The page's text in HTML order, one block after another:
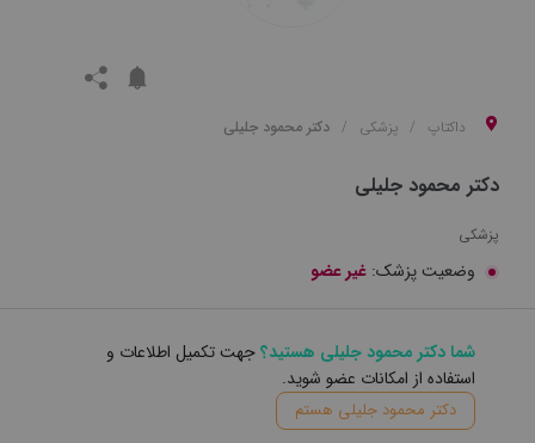
داکتاپ پزشکی دکتر محمود جلیلی
دکتر محمود جلیلی
پزشکی
وضعیت پزشک: غیر عضو
شما دکتر محمود جلیلی هستید؟جهت تکمیل اطلاعات و
استفاده از امکانات عضو شوید.
دکتر محمود جلیلی هستم